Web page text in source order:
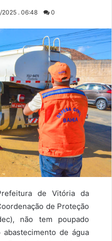
2025 . 06:48 0
de Vitória da
de Proteção
não tem poupado
de água